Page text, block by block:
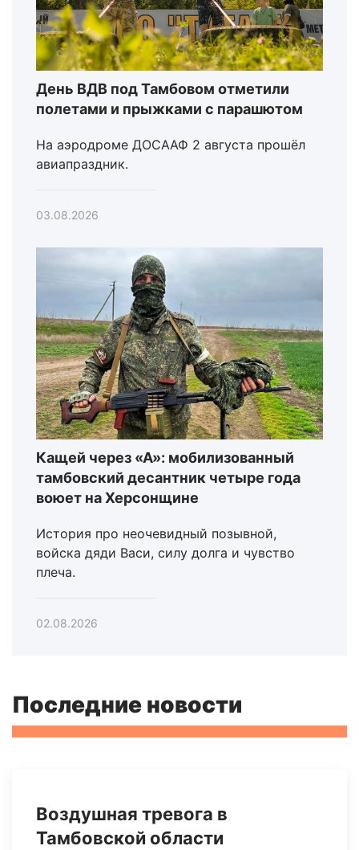
День ВДВ под Тамбовом отметили
полетами и прыжками с парашютом
На аэродроме ДОСААФ 2 августа прошёл
авиапраздник.
03.08.2026
Кащей через «А»: мобилизованный
тамбовский десантник четыре года
воюет на Херсонщине
История про неочевидный позывной,
войска дяди Васи, силу долга и чувство
плеча.
02.08.2026
Последние новости
Воздушная тревога в
Тамбовской области